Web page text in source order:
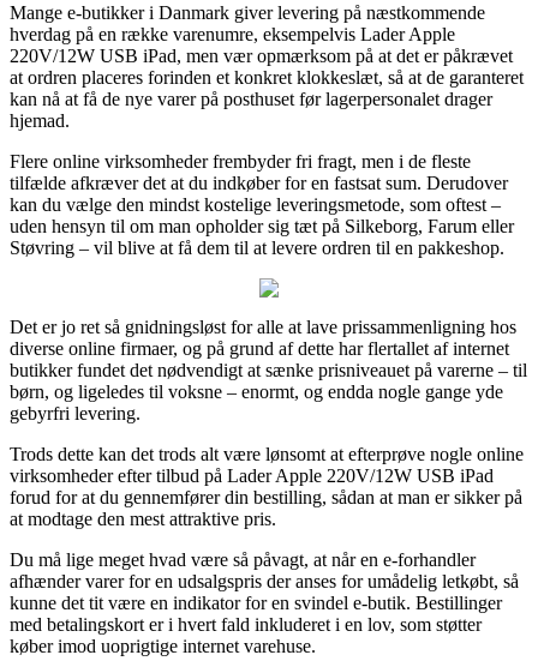
Mange e-butikker i Danmark giver levering på næstkommende
hverdag på en række varenumre, eksempelvis Lader Apple
220V/12W USB iPad, men vær opmærksom på at det er påkrævet
at ordren placeres forinden et konkret klokkeslæt, så at de garanteret
kan nå at få de nye varer på posthuset før lagerpersonalet drager
hjemad.
Flere online virksomheder frembyder fri fragt, men i de fleste
tilfælde afkræver det at du indkøber for en fastsat sum. Derudover
kan du vælge den mindst kostelige leveringsmetode, som oftest –
uden hensyn til om man opholder sig tæt på Silkeborg, Farum eller
Støvring – vil blive at få dem til at levere ordren til en pakkeshop.
Det er jo ret så gnidningsløst for alle at lave prissammenligning hos
diverse online firmaer, og på grund af dette har flertallet af internet
butikker fundet det nødvendigt at sænke prisniveauet på varerne – til
børn, og ligeledes til voksne – enormt, og endda nogle gange yde
gebyrfri levering.
Trods dette kan det trods alt være lønsomt at efterprøve nogle online
virksomheder efter tilbud på Lader Apple 220V/12W USB iPad
forud for at du gennemfører din bestilling, sådan at man er sikker på
at modtage den mest attraktive pris.
Du må lige meget hvad være så påvagt, at når en e-forhandler
afhænder varer for en udsalgspris der anses for umådelig letkøbt, så
kunne det tit være en indikator for en svindel e-butik. Bestillinger
med betalingskort er i hvert fald inkluderet i en lov, som støtter
køber imod uoprigtige internet varehuse.